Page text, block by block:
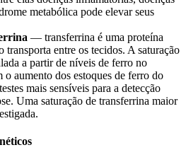
metabólica pode elevar seus
— transferrina é uma proteína
transporta entre os tecidos. A saturação
a partir de níveis de ferro no
o aumento dos estoques de ferro do
mais sensíveis para a detecção
Uma saturação de transferrina maior